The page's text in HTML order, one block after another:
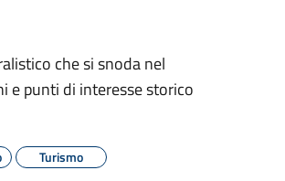
che si snoda nel
e punti di interesse storico
Turismo